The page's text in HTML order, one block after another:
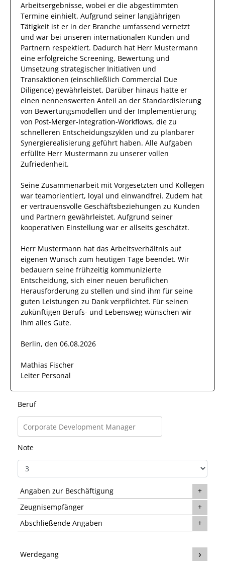
Arbeitsergebnisse, wobei er die abgestimmten
Termine einhielt. Aufgrund seiner langjährigen
Tätigkeit ist er in der Branche umfassend vernetzt
und war bei unseren internationalen Kunden und
Partnern respektiert. Dadurch hat Herr Mustermann
eine erfolgreiche Screening, Bewertung und
Umsetzung strategischer Initiativen und
Transaktionen (einschließlich Commercial Due
Diligence) gewährleistet. Darüber hinaus hatte er
einen nennenswerten Anteil an der Standardisierung
von Bewertungsmodellen und der Implementierung
von Post-Merger-Integration-Workflows, die zu
schnelleren Entscheidungszyklen und zu planbarer
Synergierealisierung geführt haben. Alle Aufgaben
erfüllte Herr Mustermann zu unserer vollen
Zufriedenheit.
Seine Zusammenarbeit mit Vorgesetzten und Kollegen
war teamorientiert, loyal und einwandfrei. Zudem hat
er vertrauensvolle Geschäftsbeziehungen zu Kunden
und Partnern gewährleistet. Aufgrund seiner
kooperativen Einstellung war er allseits geschätzt.
Herr Mustermann hat das Arbeitsverhältnis auf
eigenen Wunsch zum heutigen Tage beendet. Wir
bedauern seine frühzeitig kommunizierte
Entscheidung, sich einer neuen beruflichen
Herausforderung zu stellen und sind ihm für seine
guten Leistungen zu Dank verpflichtet. Für seinen
zukünftigen Berufs- und Lebensweg wünschen wir
ihm alles Gute.
Berlin, den 06.08.2026
Mathias Fischer
Leiter Personal
Beruf
Note
Angaben zur Beschäftigung
Zeugnisempfänger
Abschließende Angaben
Werdegang